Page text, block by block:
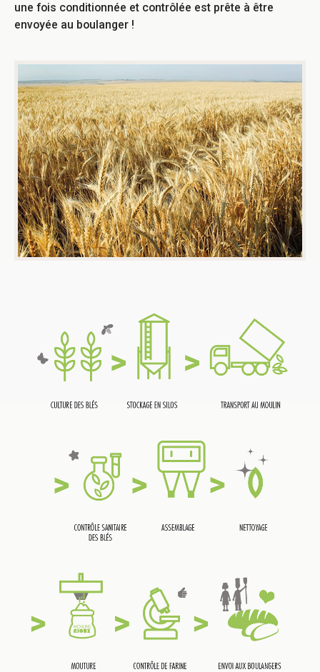
une fois conditionnée et contrôlée est prête à être
envoyée au boulanger !